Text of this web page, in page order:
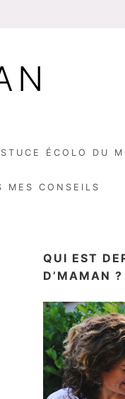
ÉCOLO DU
MES CONSEILS
QUI EST
D’MAMAN ?